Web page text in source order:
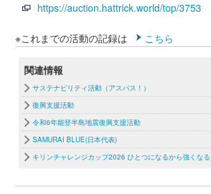
https://auction.hattrick.world/top/3753
※これまでの活動の記録は こちら
関連情報
サステナビリティ活動（アスパス！）
復興支援活動
令和6年能登半島地震復興支援活動
SAMURAI BLUE(日本代表)
キリンチャレンジカップ2026 ひとつになるから強くな